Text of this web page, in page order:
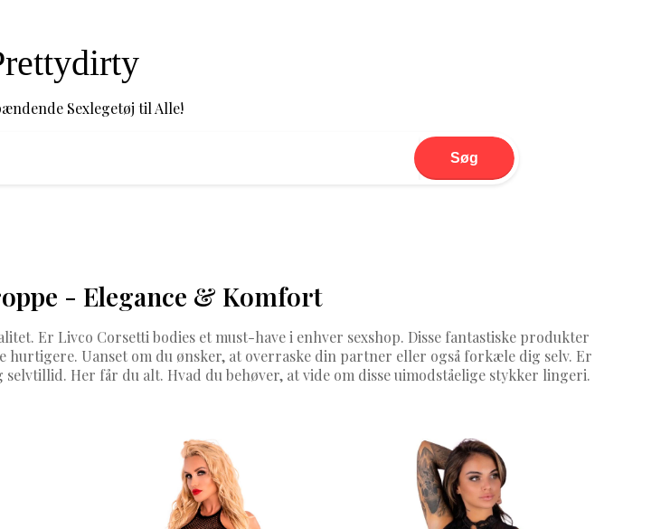
Sexlegetøj til Alle!
Søg
- Elegance & Komfort
Er Livco Corsetti bodies et must-have i enhver sexshop. Disse fantastiske produkter
Uanset om du ønsker, at overraske din partner eller også forkæle dig selv. Er
Her får du alt. Hvad du behøver, at vide om disse uimodståelige stykker lingeri.